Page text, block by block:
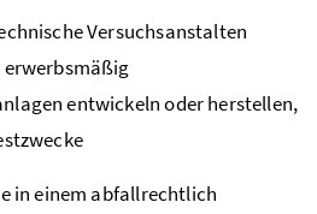
Versuchsanstalten
erwerbsmäßig
entwickeln oder herstellen,
in einem abfallrechtlich